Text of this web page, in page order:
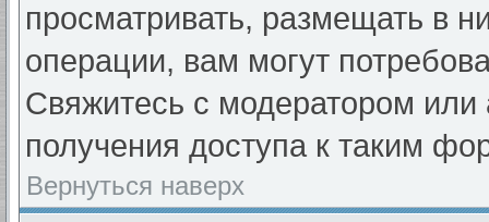
просматривать, размещать в
операции, вам могут
Свяжитесь с модератором
получения доступа к таким
Вернуться наверх